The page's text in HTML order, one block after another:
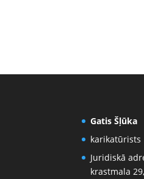
Gatis Šļūka
karikatūrists
Juridiskā
krastmala